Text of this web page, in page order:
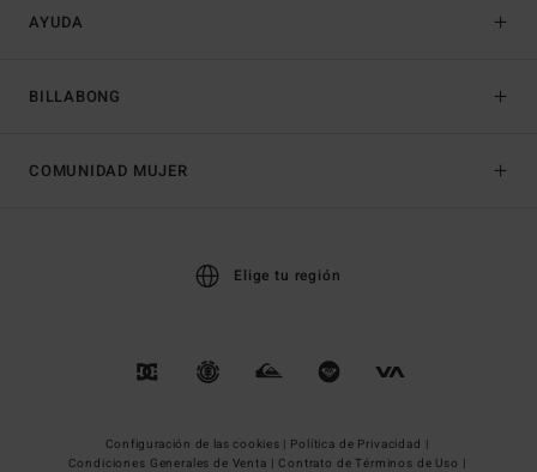
AYUDA
BILLABONG
COMUNIDAD MUJER
Elige tu región
Configuración de las cookies | Política de Privacidad |
Condiciones Generales de Venta | Contrato de Términos de Uso |